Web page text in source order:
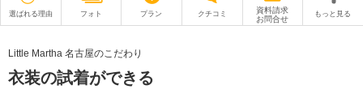
選ばれる理由 フォト プラン クチコミ
資料請求
お問合せ
もっと見る
衣装
Little Martha 名古屋のこだわり
衣装の試着ができる